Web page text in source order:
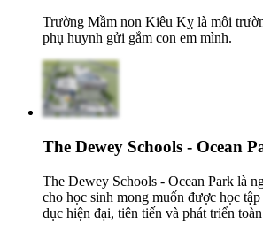
Trường Mầm non Kiêu Kỵ là môi
phụ huynh gửi gắm con em mình.
The Dewey Schools - Ocean
The Dewey Schools - Ocean Park là
cho học sinh mong muốn được học
dục hiện đại, tiên tiến và phát triển